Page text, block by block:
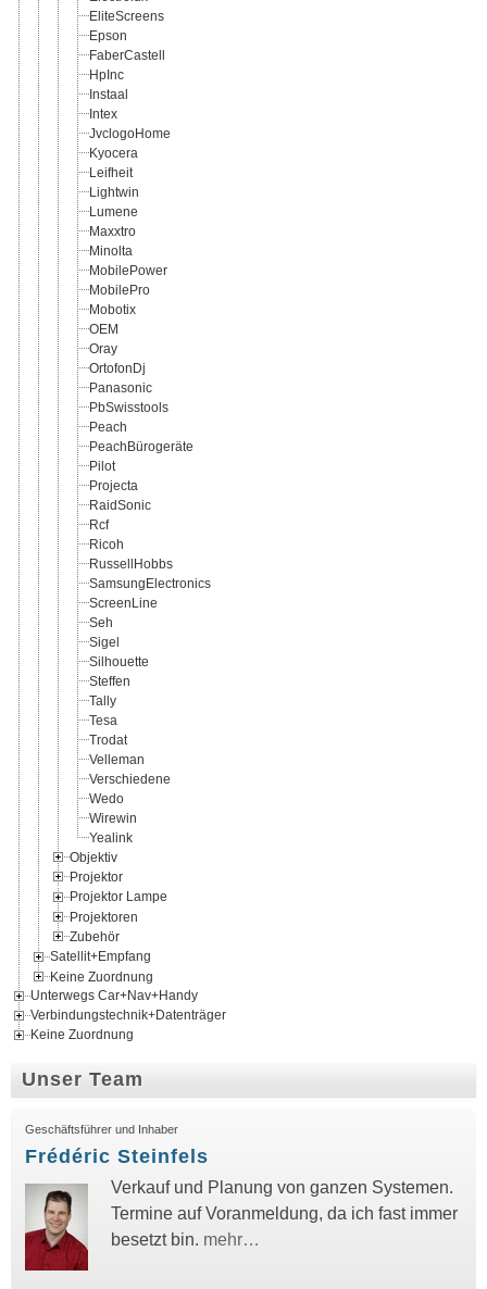
EliteScreens
Epson
FaberCastell
HpInc
Instaal
Intex
JvclogoHome
Kyocera
Leifheit
Lightwin
Lumene
Maxxtro
Minolta
MobilePower
MobilePro
Mobotix
OEM
Oray
OrtofonDj
Panasonic
PbSwisstools
Peach
PeachBürogeräte
Pilot
Projecta
RaidSonic
Rcf
Ricoh
RussellHobbs
SamsungElectronics
ScreenLine
Seh
Sigel
Silhouette
Steffen
Tally
Tesa
Trodat
Velleman
Verschiedene
Wedo
Wirewin
Yealink
Objektiv
Projektor
Projektor Lampe
Projektoren
Zubehör
Satellit+Empfang
Keine Zuordnung
Unterwegs Car+Nav+Handy
Verbindungstechnik+Datenträger
Keine Zuordnung
Unser Team
Geschäftsführer und Inhaber
Frédéric Steinfels
Verkauf und Planung von ganzen Systemen.
Termine auf Voranmeldung, da ich fast immer
besetzt bin. mehr…